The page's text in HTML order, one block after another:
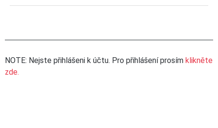
NOTE: Nejste přihlášeni k účtu. Pro přihlášení prosím klikněte
zde.